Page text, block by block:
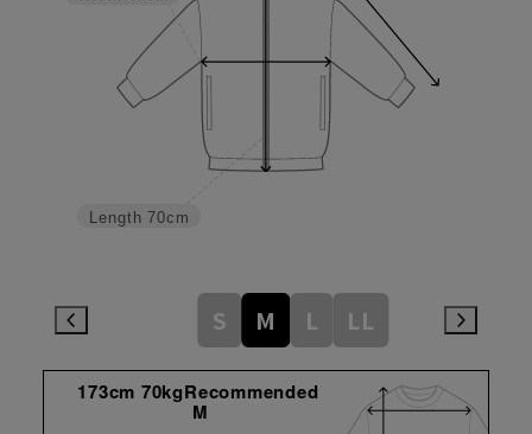
Length 70cm
S M L LL
173cm 70kgRecommended
M